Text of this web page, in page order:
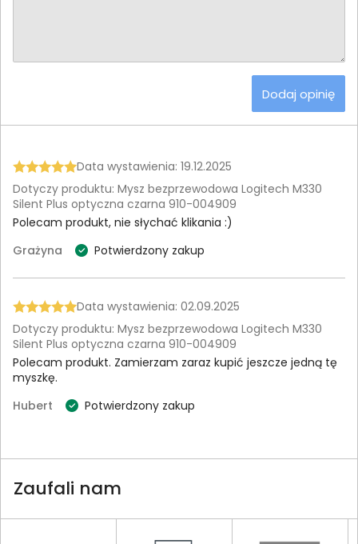
Dodaj opinię
Data wystawienia: 19.12.2025
Dotyczy produktu: Mysz bezprzewodowa Logitech M330
Silent Plus optyczna czarna 910-004909
Polecam produkt, nie słychać klikania :)
Grażyna
Potwierdzony zakup
Data wystawienia: 02.09.2025
Dotyczy produktu: Mysz bezprzewodowa Logitech M330
Silent Plus optyczna czarna 910-004909
Polecam produkt. Zamierzam zaraz kupić jeszcze jedną tę
myszkę.
Hubert
Potwierdzony zakup
Zaufali nam